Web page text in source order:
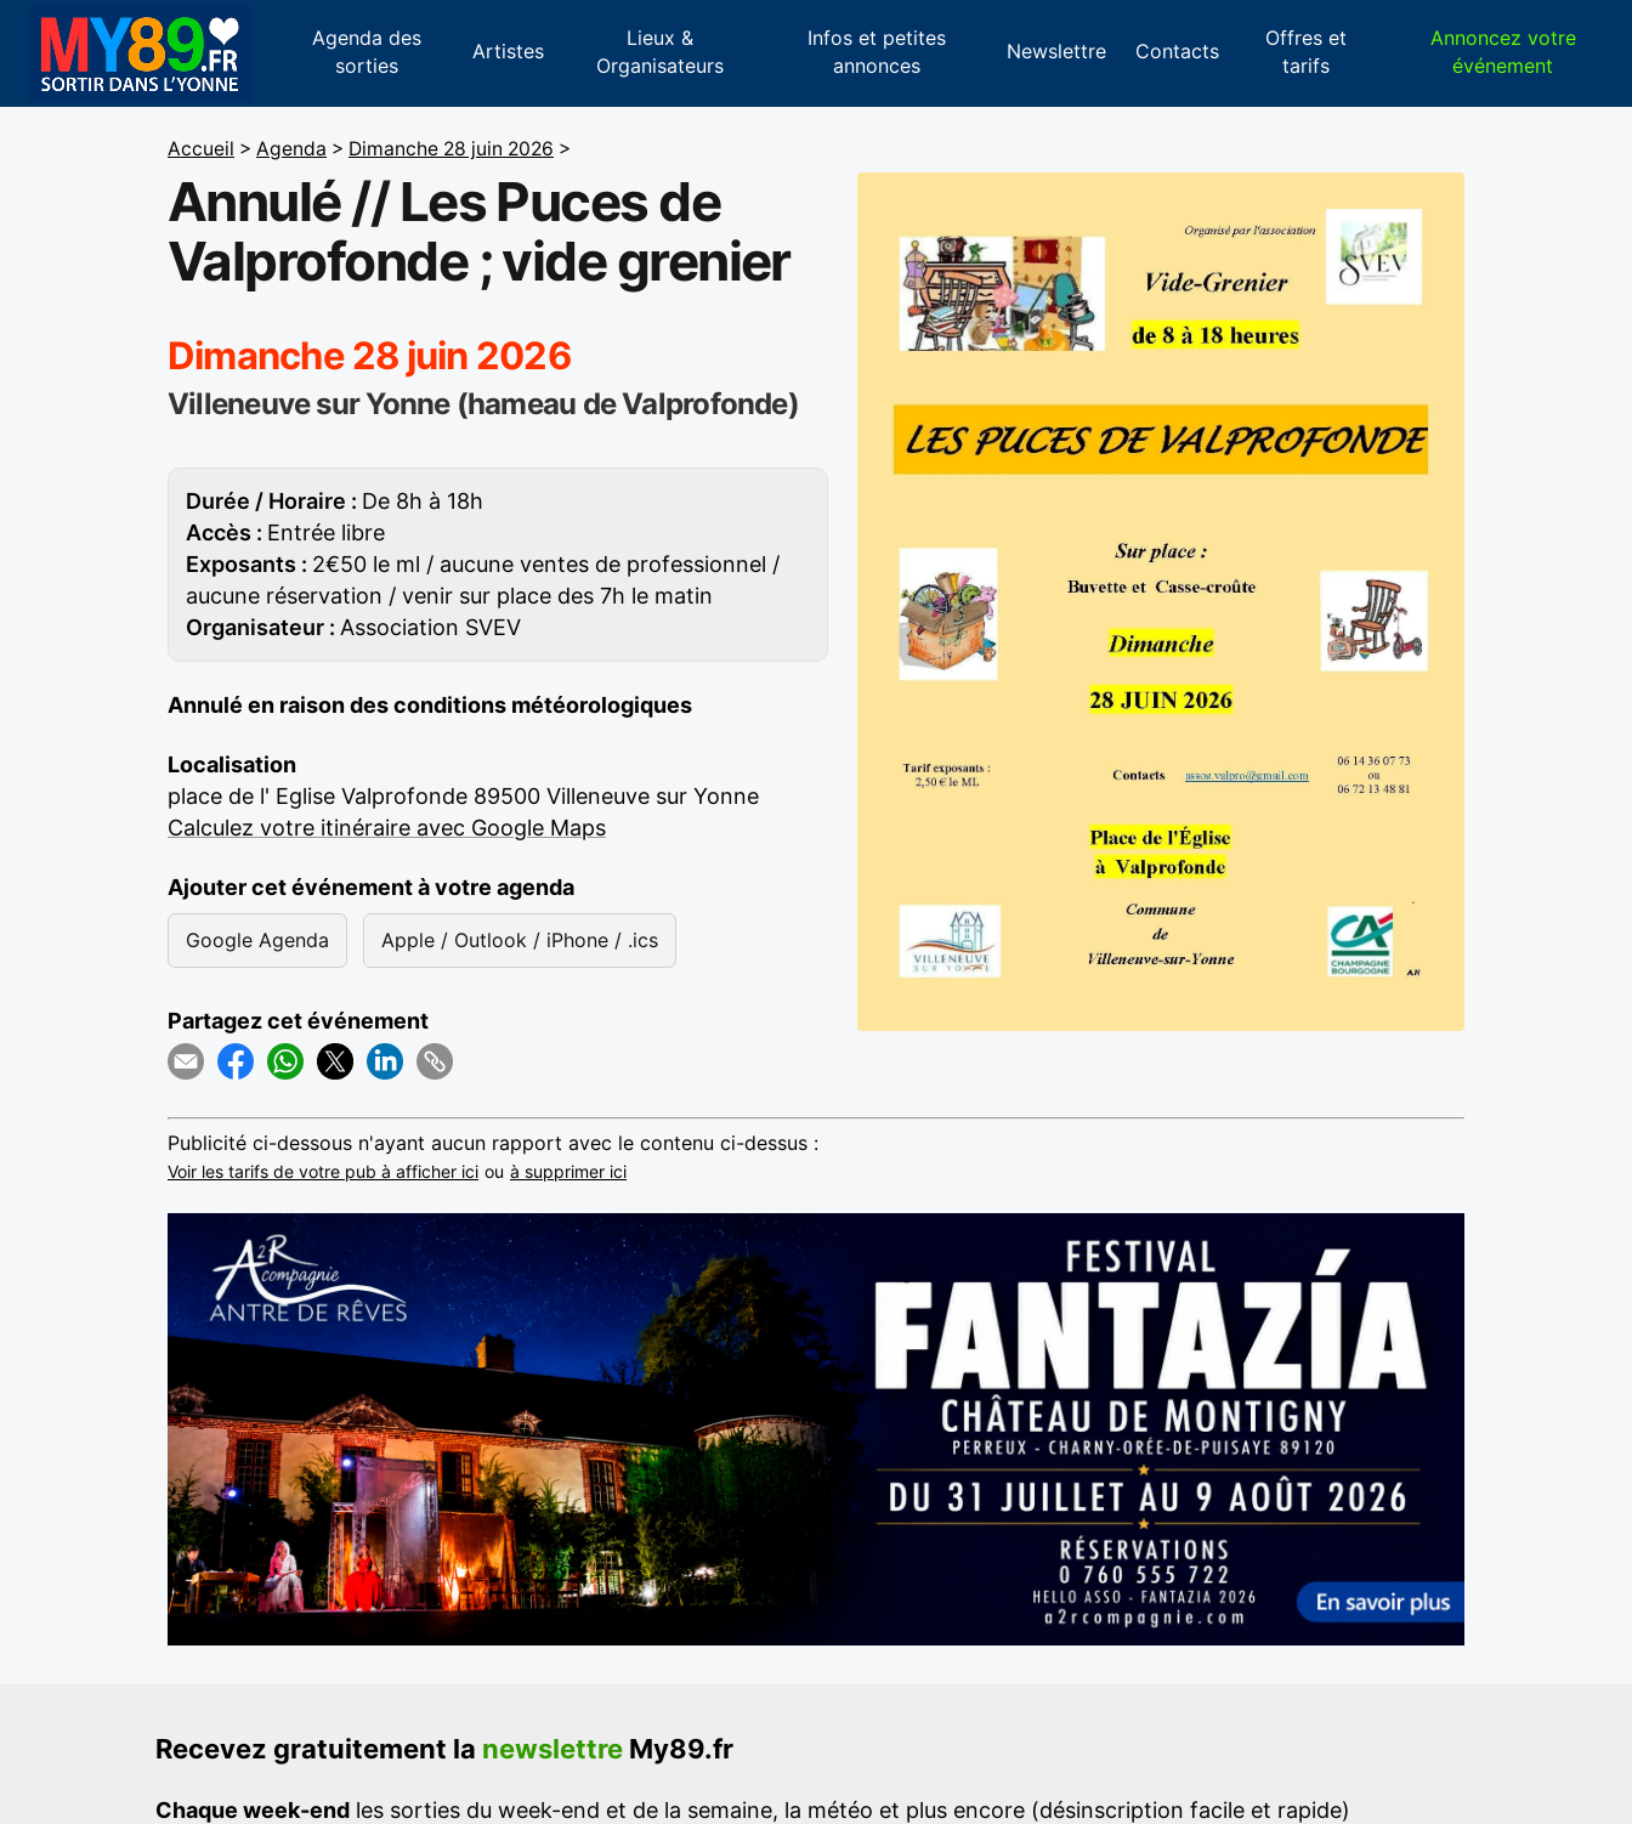
Agenda des
sorties
Artistes
Lieux &
Organisateurs
Infos et petites
annonces
Newslettre Contacts
Offres et
tarifs
Annoncez votre
événement
Accueil > Agenda > Dimanche 28 juin 2026 >
Annulé // Les Puces de
Valprofonde ; vide grenier
Dimanche 28 juin 2026
Villeneuve sur Yonne (hameau de Valprofonde)
Durée / Horaire : De 8h à 18h
Accès : Entrée libre
Exposants : 2€50 le ml / aucune ventes de professionnel /
aucune réservation / venir sur place des 7h le matin
Organisateur : Association SVEV
Annulé en raison des conditions météorologiques
Localisation
place de l' Eglise Valprofonde 89500 Villeneuve sur Yonne
Calculez votre itinéraire avec Google Maps
Ajouter cet événement à votre agenda
Google Agenda Apple / Outlook / iPhone / .ics
Partagez cet événement
Publicité ci-dessous n'ayant aucun rapport avec le contenu ci-dessus :
Voir les tarifs de votre pub à afficher ici ou à supprimer ici
Recevez gratuitement la newslettre My89.fr
Chaque week-end les sorties du week-end et de la semaine, la météo et plus encore (désinscription facile et rapide)